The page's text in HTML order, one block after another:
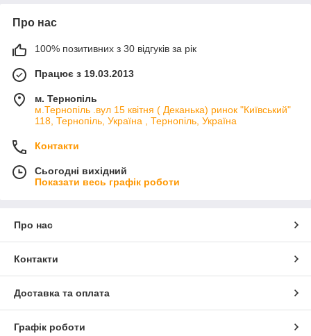
Про нас
100% позитивних з 30 відгуків за рік
Працює з 19.03.2013
м. Тернопіль
м.Тернопіль .вул 15 квітня ( Деканька) ринок "Київський"
118, Тернопіль, Україна , Тернопіль, Україна
Контакти
Сьогодні вихідний
Показати весь графік роботи
Про нас
Контакти
Доставка та оплата
Графік роботи